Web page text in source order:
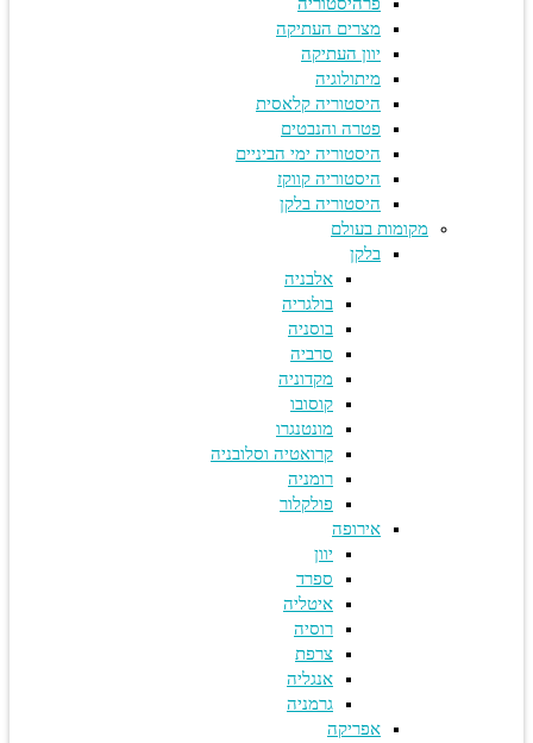
מצרים העתיקה
יוון העתיקה
מיתולוגיה
היסטוריה קלאסית
פטרה והנבטים
היסטוריה ימי הביניים
היסטוריה קווקז
היסטוריה בלקן
מקומות בעולם
בלקן
אלבניה
בולגריה
בוסניה
סרביה
מקדוניה
קוסובו
מונטנגרו
קרואטיה וסלובניה
רומניה
פולקלור
אירופה
ספרד
איטליה
רוסיה
צרפת
אנגליה
גרמניה
אפריקה